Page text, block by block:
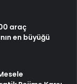
araç
en büyüğü